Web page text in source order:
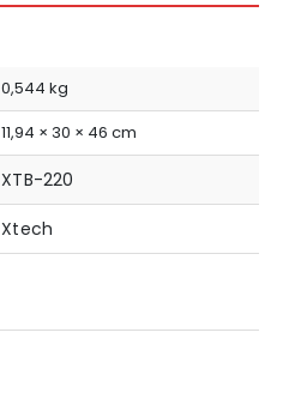
0,544 kg
11,94 × 30 × 46 cm
XTB-220
Xtech